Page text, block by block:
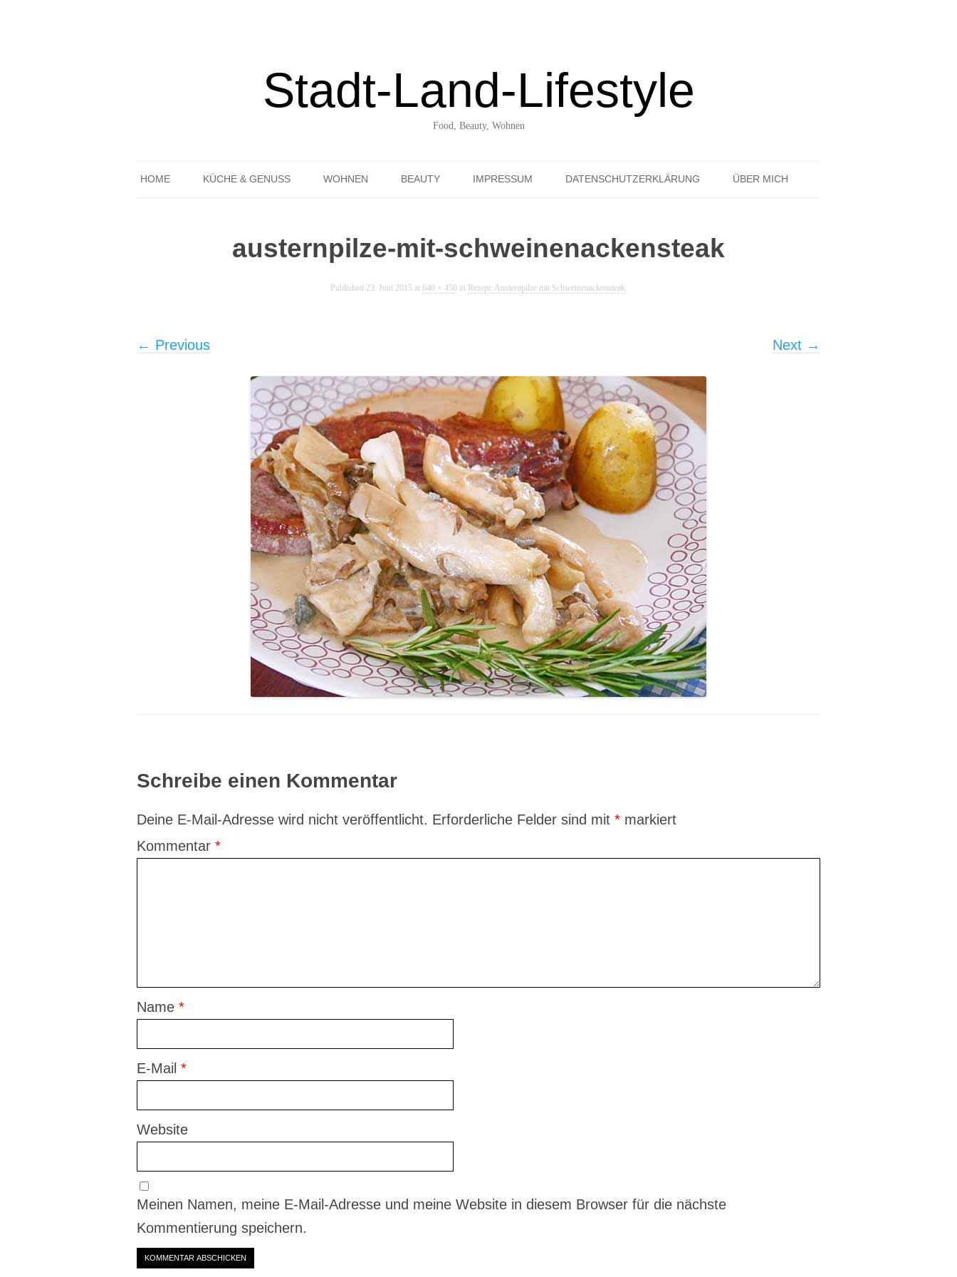
Stadt-Land-Lifestyle
Food, Beauty, Wohnen
HOME KÜCHE & GENUSS
GEDECKTER TISCH
WOHNEN BEAUTY IMPRESSUM DATENSCHUTZERKLÄRUNG ÜBER MICH
austernpilze-mit-schweinenackensteak
Published 23. Juni 2015at 640 × 450in Rezept: Austernpilze mit Schweinenackensteak.
← Previous Next →
Schreibe einen Kommentar
Deine E-Mail-Adresse wird nicht veröffentlicht. Erforderliche Felder sind mit * markiert
Kommentar *
Name *
E-Mail *
Website
Meinen Namen, meine E-Mail-Adresse und meine Website in diesem Browser für die nächste
Kommentierung speichern.